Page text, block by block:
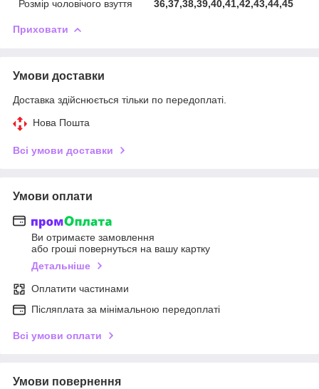
Розмір чоловічого взуття
36,37,38,39,40,41,42,43,44,45
Приховати
Умови доставки
Доставка здійснюється тільки по передоплаті.
Нова Пошта
Всі умови доставки
Умови оплати
Ви отримаєте замовлення
або гроші повернуться на вашу картку
Детальніше
Оплатити частинами
Післяплата за мінімальною передоплаті
Всі умови оплати
Умови повернення